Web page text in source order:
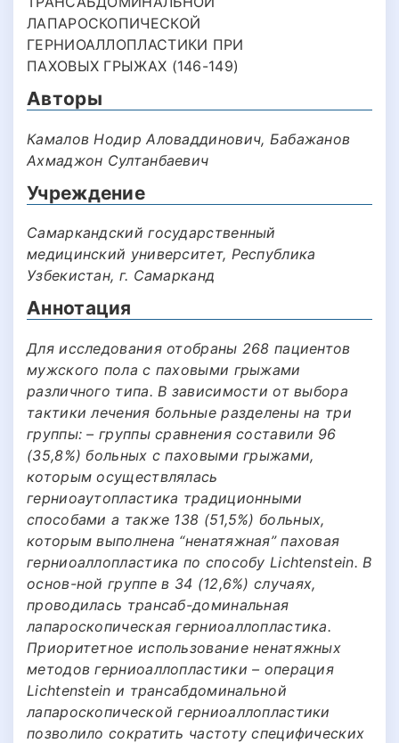
ЛАПАРОСКОПИЧЕСКОЙ
ГЕРНИОАЛЛОПЛАСТИКИ ПРИ
ПАХОВЫХ ГРЫЖАХ (146-149)
Авторы
Камалов Нодир Аловаддинович, Бабажанов
Ахмаджон Султанбаевич
Учреждение
Самаркандский государственный
медицинский университет, Республика
Узбекистан, г. Самарканд
Аннотация
Для исследования отобраны 268 пациентов
мужского пола с паховыми грыжами
различного типа. В зависимости от выбора
тактики лечения больные разделены на три
группы: – группы сравнения составили 96
(35,8%) больных с паховыми грыжами,
которым осуществлялась
герниоаутопластика традиционными
способами а также 138 (51,5%) больных,
которым выполнена “ненатяжная” паховая
герниоаллопластика по способу Lichtenstein. В
основ-ной группе в 34 (12,6%) случаях,
проводилась трансаб-доминальная
лапароскопическая герниоаллопластика.
Приоритетное использование ненатяжных
методов герниоаллопластики – операция
Lichtenstein и трансабдоминальной
лапароскопической герниоаллопластики
позволило сократить частоту специфических